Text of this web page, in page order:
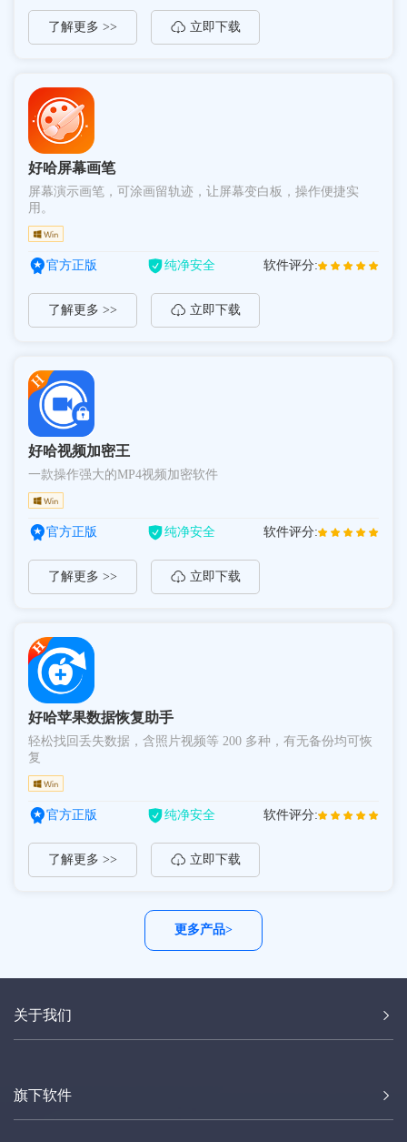
了解更多 >> 立即下载
好哈屏幕画笔
屏幕演示画笔，可涂画留轨迹，让屏幕变白板，操作便捷实
用。
官方正版 纯净安全 软件评分:
了解更多 >> 立即下载
好哈视频加密王
一款操作强大的MP4视频加密软件
官方正版 纯净安全 软件评分:
了解更多 >> 立即下载
好哈苹果数据恢复助手
轻松找回丢失数据，含照片视频等 200 多种，有无备份均可恢
复
官方正版 纯净安全 软件评分:
了解更多 >> 立即下载
更多产品>
关于我们
旗下软件